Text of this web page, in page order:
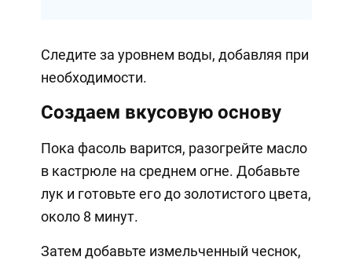
Следите за уровнем воды, добавляя при
необходимости.
Создаем вкусовую основу
Пока фасоль варится, разогрейте масло
в кастрюле на среднем огне. Добавьте
лук и готовьте его до золотистого цвета,
около 8 минут.
Затем добавьте измельченный чеснок,